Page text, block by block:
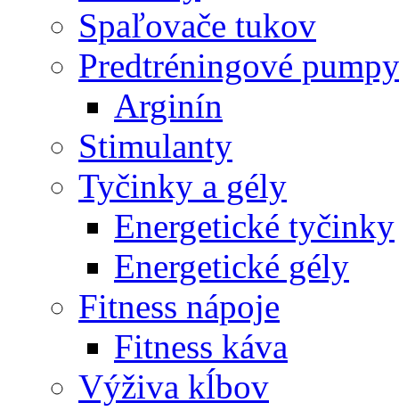
Spaľovače tukov
Predtréningové pumpy
Arginín
Stimulanty
Tyčinky a gély
Energetické tyčinky
Energetické gély
Fitness nápoje
Fitness káva
Výživa kĺbov